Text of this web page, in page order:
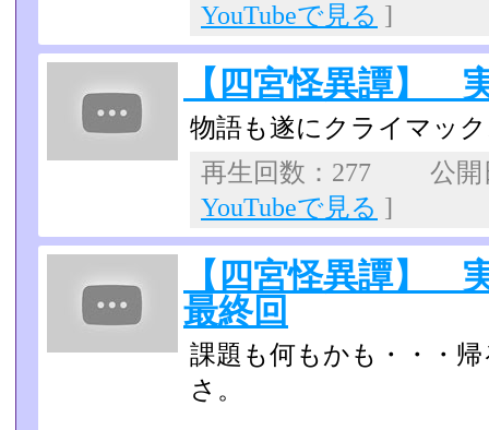
YouTubeで見る ]
【四宮怪異譚】
物語も遂にクライマッ
再生回数：277 公
YouTubeで見る ]
【四宮怪異譚】
最終回
課題も何もかも・・・
さ。